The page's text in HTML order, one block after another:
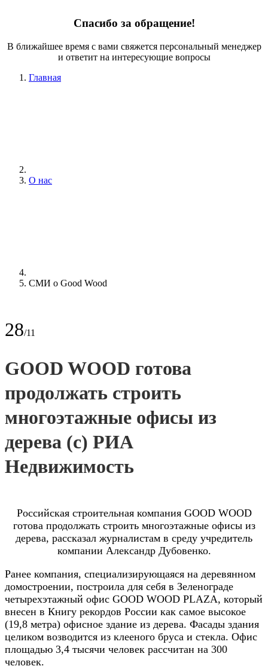
Спасибо за обращение!
В ближайшее время с вами свяжется персональный менеджер
и ответит на интересующие вопросы
Главная
О нас
СМИ о Good Wood
28/11
GOOD WOOD готова
продолжать строить
многоэтажные офисы из
дерева (с) РИА
Недвижимость
Российская строительная компания GOOD WOOD
готова продолжать строить многоэтажные офисы из
дерева, рассказал журналистам в среду учредитель
компании Александр Дубовенко.
Ранее компания, специализирующаяся на деревянном
домостроении, построила для себя в Зеленограде
четырехэтажный офис GOOD WOOD PLAZA, который
внесен в Книгу рекордов России как самое высокое
(19,8 метра) офисное здание из дерева. Фасады здания
целиком возводится из клееного бруса и стекла. Офис
площадью 3,4 тысячи человек рассчитан на 300
человек.